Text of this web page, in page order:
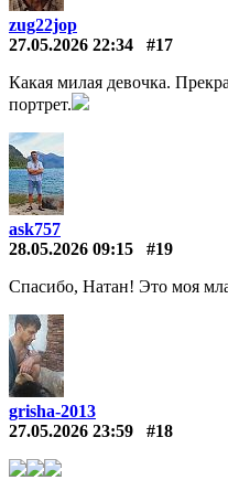
zug22jop
27.05.2026 22:34
#17
Какая милая девочка.
портрет.
ask757
28.05.2026 09:15
#19
Спасибо, Натан! Это моя
grisha-2013
27.05.2026 23:59
#18